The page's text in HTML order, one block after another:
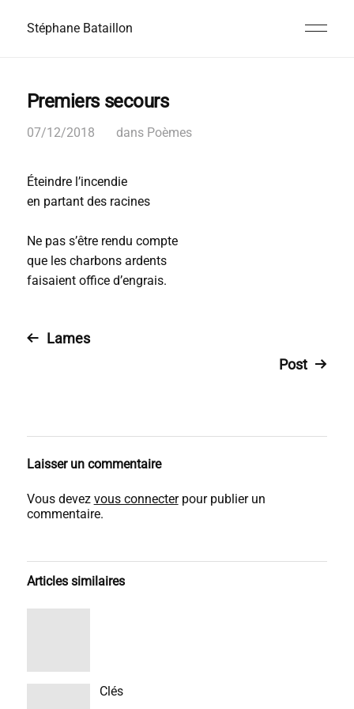
Stéphane Bataillon
Premiers secours
07/12/2018 dans Poèmes
Éteindre l’incendie
en partant des racines
Ne pas s’être rendu compte
que les charbons ardents
faisaient office d’engrais.
Lames
Post
Laisser un commentaire
Vous devez vous connecterpour publier un
commentaire.
Articles similaires
Clés